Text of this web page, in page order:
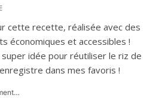
cette recette, réalisée avec des
économiques et accessibles !
super idée pour réutiliser le riz de
dans mes favoris !